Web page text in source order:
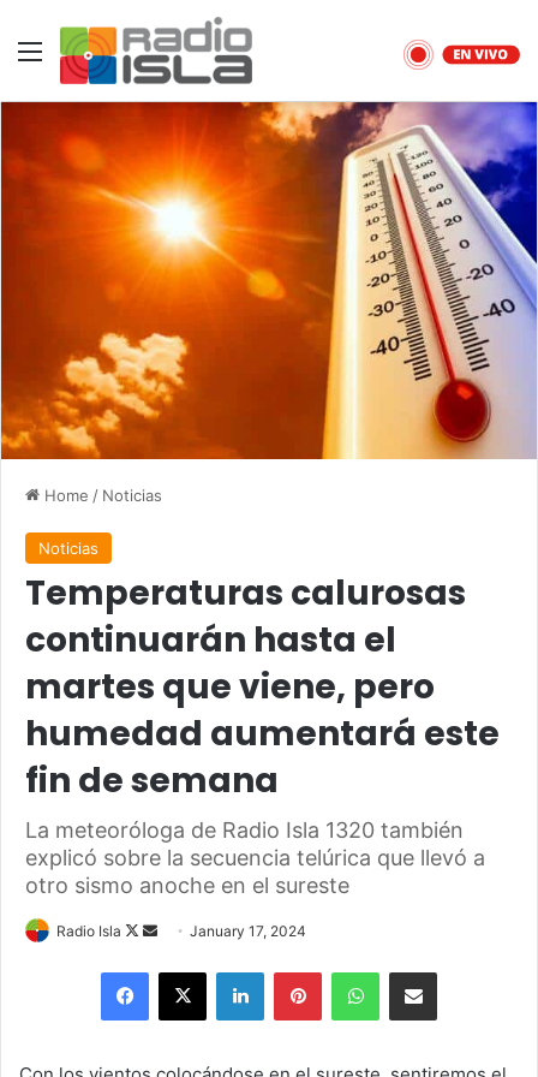
Menu
Home / Noticias
Noticias
Temperaturas calurosas
continuarán hasta el
martes que viene, pero
humedad aumentará este
fin de semana
La meteoróloga de Radio Isla 1320 también
explicó sobre la secuencia telúrica que llevó a
otro sismo anoche en el sureste
Radio Isla
Follow
Send
email
January 17, 2024
Facebook
X LinkedInPinterestWhatsAppShare via Email